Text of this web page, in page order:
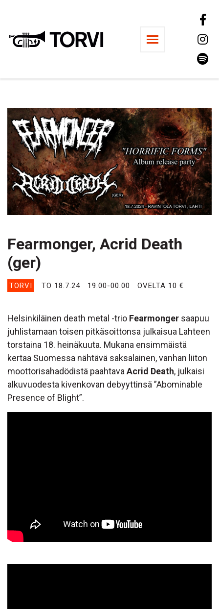
Ravintola Torvi
Fearmonger, Acrid Death
(ger)
TORVI TO 18.7.24 19.00-00.00 OVELTA 10 €
Helsinkiläinen death metal -trio Fearmonger saapuu
juhlistamaan toisen pitkäsoittonsa julkaisua Lahteen
torstaina 18. heinäkuuta. Mukana ensimmäistä
kertaa Suomessa nähtävä saksalainen, vanhan liiton
moottorisahadödistä paahtava Acrid Death, julkaisi
alkuvuodesta kivenkovan debyyttinsä ”Abominable
Presence of Blight”.